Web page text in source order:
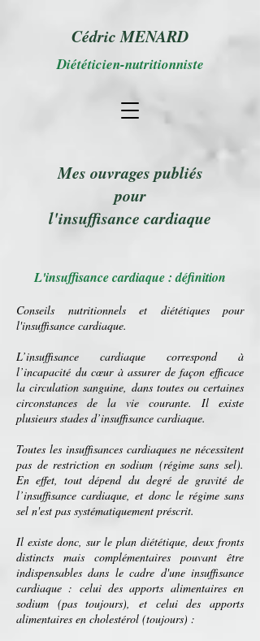
Cédric MENARD
Diététicien-nutritionniste
Mes ouvrages publiés
pour
l'insuffisance cardiaque
L'insuffisance cardiaque : définition
Conseils nutritionnels et diététiquespour
l'insuffisance cardiaque.
L’insuffisance cardiaque correspond à
l’incapacité ducœurà assurer de façon efficace
lacirculation sanguine, dans toutes ou certaines
circonstances de la vie courante. Il existe
plusieurs stades d’insuffisance cardiaque.
Toutes les insuffisances cardiaques ne nécessitent
pas derestriction ensodium (régime sans sel).
En effet, tout dépend du degré de gravité de
l’insuffisance cardiaque, et donc le régime sans
sel n'est pas systématiquement préscrit.
Il existe donc, sur le plan diététique, deux fronts
distincts mais complémentaires pouvant être
indispensables dans le cadre d'une insuffisance
cardiaque : celui des apports alimentaires en
sodium (pas toujours), et celui des apports
alimentaires en cholestérol (toujours) :